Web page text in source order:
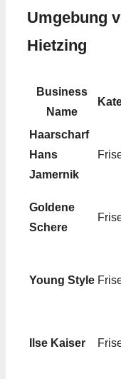
Umgebung
Hietzing
Business
Name
Haarscharf
Hans
Jamernik
Goldene
Schere
Young Style
Ilse Kaiser